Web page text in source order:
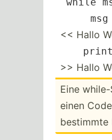
<< Hallo
print
>> Hallo
Eine
einen
bestimmte